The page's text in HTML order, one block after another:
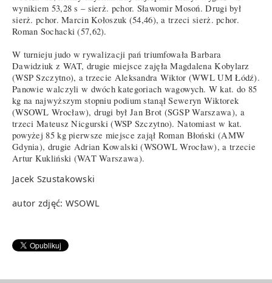
wynikiem 53,28 s – sierż. pchor. Sławomir Mosoń. Drugi był
sierż. pchor. Marcin Kołoszuk (54,46), a trzeci sierż. pchor.
Roman Sochacki (57,62).
W turnieju judo w rywalizacji pań triumfowała Barbara
Dawidziuk z WAT, drugie miejsce zajęła Magdalena Kobylarz
(WSP Szczytno), a trzecie Aleksandra Wiktor (WWL UM Łódź).
Panowie walczyli w dwóch kategoriach wagowych. W kat. do 85
kg na najwyższym stopniu podium stanął Seweryn Wiktorek
(WSOWL Wrocław), drugi był Jan Brot (SGSP Warszawa), a
trzeci Mateusz Nicgurski (WSP Szczytno). Natomiast w kat.
powyżej 85 kg pierwsze miejsce zajął Roman Błoński (AMW
Gdynia), drugie Adrian Kowalski (WSOWL Wrocław), a trzecie
Artur Kukliński (WAT Warszawa).
Jacek Szustakowski
autor zdjęć: WSOWL